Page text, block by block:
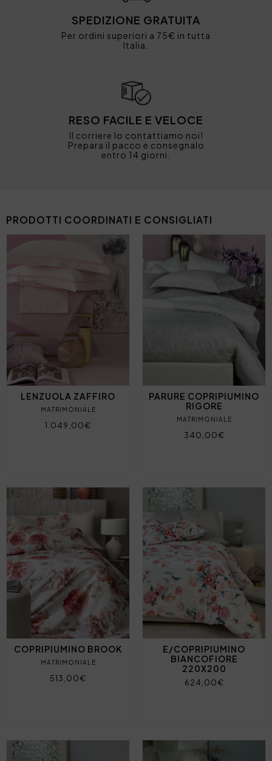
SPEDIZIONE GRATUITA
Per ordini superiori a 75€ in tutta
Italia.
RESO FACILE E VELOCE
Il corriere lo contattiamo noi!
Prepara il pacco e consegnalo
entro 14 giorni.
PRODOTTI COORDINATI E CONSIGLIATI
LENZUOLA ZAFFIRO
MATRIMONIALE
1.049,00€
PARURE COPRIPIUMINO
RIGORE
MATRIMONIALE
340,00€
COPRIPIUMINO BROOK
MATRIMONIALE
513,00€
E/COPRIPIUMINO
BIANCOFIORE
220X200
624,00€